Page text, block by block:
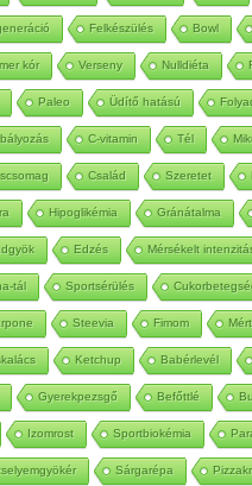
Felkészülés Bowl
kór Verseny Nulldiéta
Paleo Üdítő hatású
C-vitamin Tél
Család Szeretet
Hipoglikémia Gránátalma
Edzés Mérsékelt
tál Sportsérülés
Steevia Fimom
Ketchup Babérlevél
Gyerekpezsgő Befőttlé
Izomrost Sportbiokémia
Sárgarépa